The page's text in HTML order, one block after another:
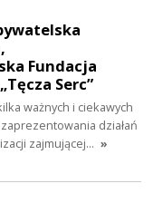
Fundacja
Serc”
ważnych i ciekawych
działań
zajmującej… »